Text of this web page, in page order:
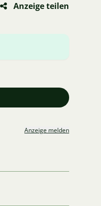
Anzeige teilen
Anzeige melden